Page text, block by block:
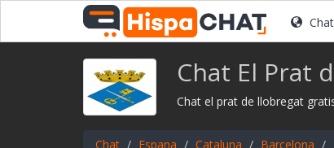
Chat El Prat
Chat el prat de llobregat
Chat Espana Cataluna Barcelona